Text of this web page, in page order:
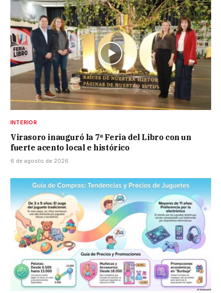
INTERIOR
Virasoro inauguró la 7ª Feria del Libro con un
fuerte acento local e histórico
6 de agosto de 2026